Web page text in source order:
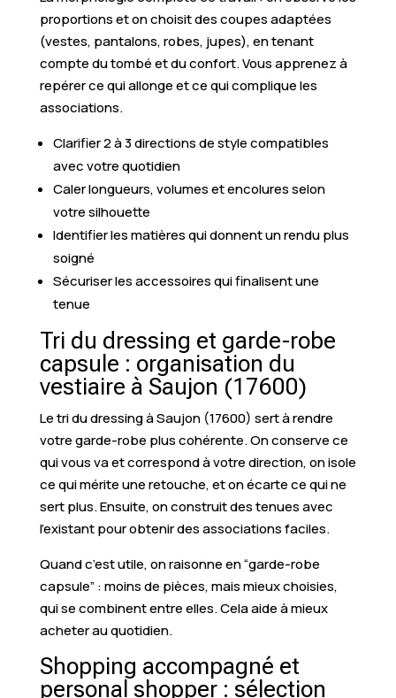
proportions et on choisit des coupes adaptées
(vestes, pantalons, robes, jupes), en tenant
compte du tombé et du confort. Vous apprenez à
repérer ce qui allonge et ce qui complique les
associations.
Clarifier 2 à 3 directions de style compatibles
avec votre quotidien
Caler longueurs, volumes et encolures selon
votre silhouette
Identifier les matières qui donnent un rendu plus
soigné
Sécuriser les accessoires qui finalisent une
tenue
Tri du dressing et garde-robe
capsule : organisation du
vestiaire à Saujon (17600)
Le tri du dressing à Saujon (17600) sert à rendre
votre garde-robe plus cohérente. On conserve ce
qui vous va et correspond à votre direction, on isole
ce qui mérite une retouche, et on écarte ce qui ne
sert plus. Ensuite, on construit des tenues avec
l’existant pour obtenir des associations faciles.
Quand c’est utile, on raisonne en “garde-robe
capsule” : moins de pièces, mais mieux choisies,
qui se combinent entre elles. Cela aide à mieux
acheter au quotidien.
Shopping accompagné et
personal shopper : sélection